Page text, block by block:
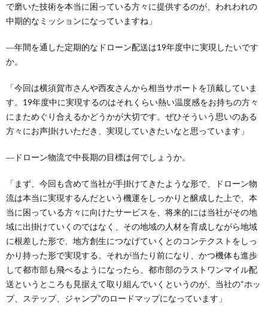
で磨いた技術を本当に困っている方々に提供するのが、われわれの
中期的なミッションになっていますね」
―年間を通した定期的なドローン配送は19年度中に実現したいです
か。
「今回は横須賀市さんや西友さんから相当サポートを頂戴していま
す。19年度中に実現するのはそれくらい熱い温度感をお持ちの方々
にまためぐり合えるかどうかが大切です。ぜひそういう思いのある
方々にお声掛けいただき、実現していきたいなと思っています」
―ドローン物流で中長期の目標は何でしょうか。
「まず、今回も含めて当社が手掛けてきたような形で、ドローン物
流は本当に実現するんだという機運をしっかりと醸成した上で、本
当に困っている方々に向けたサービスを、将来的には当社がその地
域に出掛けていくのではなく、その地域の人材を育成しながら地域
に根差した形で、地方創生につなげていくとのコンテクストをしっ
かり持った形で実現する。それが当たり前になり、かつ機体も進歩
して都市部も飛べるようになったら、都市部のラストワンマイル配
送というところも見据えて取り組んでいくというのが、当社の“ホッ
プ、ステップ、ジャンプ”のロードマップになっています」